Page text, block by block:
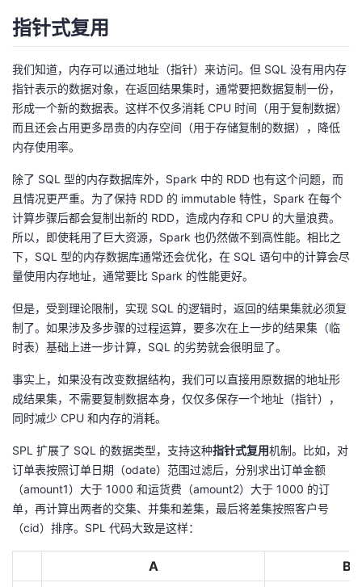
客
论
坛
的
圈
子
我
的
直
播
我
的
活
动
我
的
关
注
我
的
课
程
我
的
认
证
我
的
实
验
我
的
收
藏
的
技
术
支
持
我
的
云
声
建
议
指针式复用
我们知道，内存可以通过地址（指针）来访问。但 SQL 没有用内存
指针表示的数据对象，在返回结果集时，通常要把数据复制一份，
形成一个新的数据表。这样不仅多消耗 CPU 时间（用于复制数据）
而且还会占用更多昂贵的内存空间（用于存储复制的数据），降低
内存使用率。
除了 SQL 型的内存数据库外，Spark 中的 RDD 也有这个问题，而
且情况更严重。为了保持 RDD 的 immutable 特性，Spark 在每个
计算步骤后都会复制出新的 RDD，造成内存和 CPU 的大量浪费。
所以，即使耗用了巨大资源，Spark 也仍然做不到高性能。相比之
下，SQL 型的内存数据库通常还会优化，在 SQL 语句中的计算会尽
量使用内存地址，通常要比 Spark 的性能更好。
但是，受到理论限制，实现 SQL 的逻辑时，返回的结果集就必须复
制了。如果涉及多步骤的过程运算，要多次在上一步的结果集（临
时表）基础上进一步计算，SQL 的劣势就会很明显了。
事实上，如果没有改变数据结构，我们可以直接用原数据的地址形
成结果集，不需要复制数据本身，仅仅多保存一个地址（指针），
同时减少 CPU 和内存的消耗。
SPL 扩展了 SQL 的数据类型，支持这种指针式复用机制。比如，对
订单表按照订单日期（odate）范围过滤后，分别求出订单金额
（amount1）大于 1000 和运货费（amount2）大于 1000 的订
单，再计算出两者的交集、并集和差集，最后将差集按照客户号
（cid）排序。SPL 代码大致是这样：
A B